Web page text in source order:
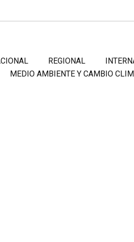
REGIONAL
MEDIO AMBIENTE Y CAMBIO